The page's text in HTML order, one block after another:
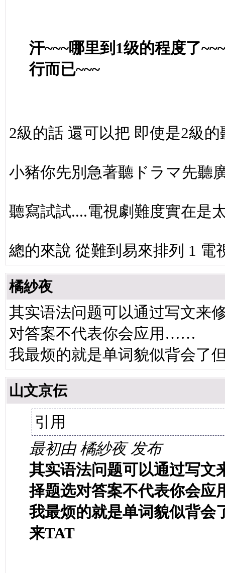
汗~~~哪里到1级的程度了
行而已~~~
2級的話 還可以把 即使是2級
小豬你先別急著聽ドラマ先聽
聽寫試試....電視劇難度實在是
總的來說 從難到易來排列 1 電
橘紗夜
其实语法问题可以通过写文来
对答案不代表你会应用……
我最烦的就是单词貌似背会了
山文京伝
引用
最初由 橘紗夜 发布
其实语法问题可以通过写文
择题选对答案不代表你会
我最烦的就是单词貌似背会
来TAT